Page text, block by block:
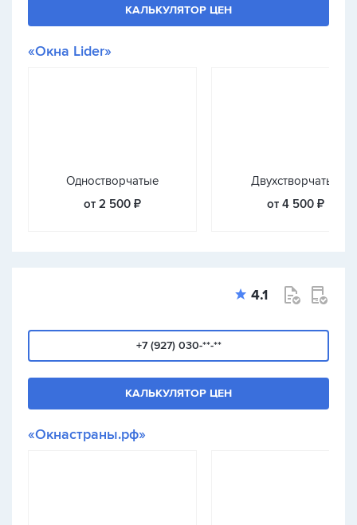
КАЛЬКУЛЯТОР ЦЕН
«Окна Lider»
Одностворчатые
от 2 500 ₽
Двухстворчатые
от 4 500 ₽
4.1
+7 (927) 030-**-**
КАЛЬКУЛЯТОР ЦЕН
«Окнастраны.рф»